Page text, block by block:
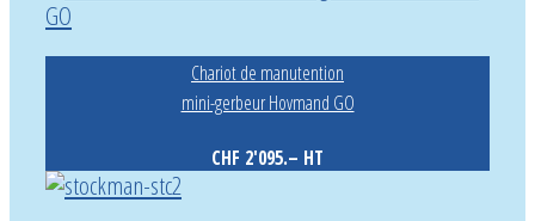
Chariot de manutention
mini-gerbeur Hovmand GO
CHF 2'095.– HT